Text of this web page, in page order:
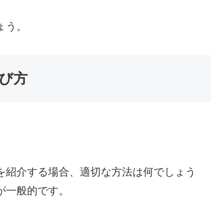
。
方
介する場合、適切な方法は何でしょう
般的です。